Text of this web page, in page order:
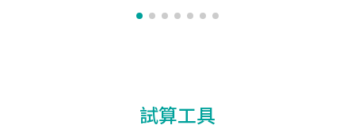
試算工具